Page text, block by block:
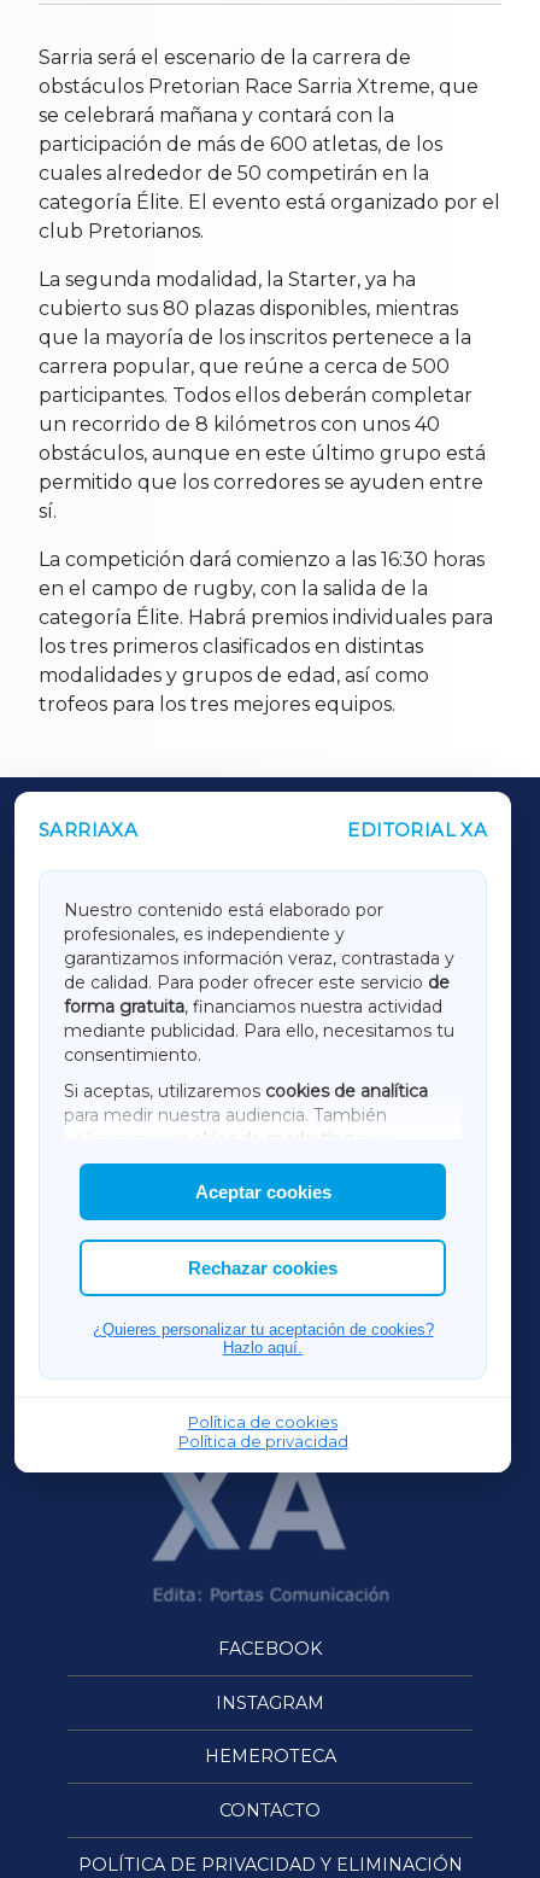
Sarria será el escenario de la carrera de
obstáculos Pretorian Race Sarria Xtreme, que
se celebrará mañana y contará con la
participación de más de 600 atletas, de los
cuales alrededor de 50 competirán en la
categoría Élite. El evento está organizado por el
club Pretorianos.
La segunda modalidad, la Starter, ya ha
cubierto sus 80 plazas disponibles, mientras
que la mayoría de los inscritos pertenece a la
carrera popular, que reúne a cerca de 500
participantes. Todos ellos deberán completar
un recorrido de 8 kilómetros con unos 40
obstáculos, aunque en este último grupo está
permitido que los corredores se ayuden entre
sí.
La competición dará comienzo a las 16:30 horas
en el campo de rugby, con la salida de la
categoría Élite. Habrá premios individuales para
los tres primeros clasificados en distintas
modalidades y grupos de edad, así como
trofeos para los tres mejores equipos.
SARRIAXA EDITORIAL XA
Nuestro contenido está elaborado por
profesionales, es independiente y
garantizamos información veraz, contrastada y
de calidad. Para poder ofrecer este servicio de
forma gratuita, financiamos nuestra actividad
mediante publicidad. Para ello, necesitamos tu
consentimiento.
Si aceptas, utilizaremos cookies de analítica
para medir nuestra audiencia. También
utilizaremos
cookies de marketing
mostrar publicidad de terceros.
Asimismo, puedes personalizar la elección de
las cookies que deseas permitir.
Aceptar cookies
Rechazar cookies
¿Quieres personalizar tu aceptación de cookies?
Hazlo aquí.
Política de cookies
Política de privacidad
OUTROS PERIÓDICOS
LUGOXA
TERRACHAXA
AMARIÑAXA
RIBEIRASACRAXA
ACORUÑAXA
FERROLXA
OURENSEXA
FACEBOOK
INSTAGRAM
HEMEROTECA
CONTACTO
POLÍTICA DE PRIVACIDAD Y ELIMINACIÓN